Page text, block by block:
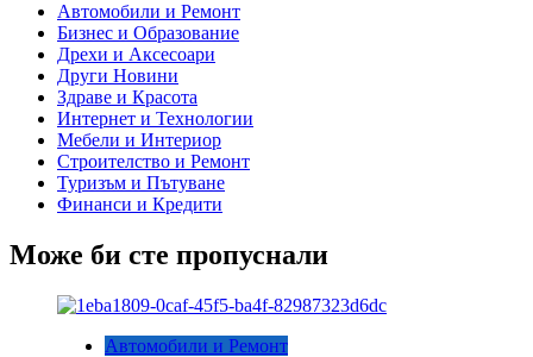
Автомобили и Ремонт
Бизнес и Образование
Дрехи и Аксесоари
Други Новини
Здраве и Красота
Интернет и Технологии
Мебели и Интериор
Строителство и Ремонт
Туризъм и Пътуване
Финанси и Кредити
Може би сте пропуснали
Автомобили и Ремонт